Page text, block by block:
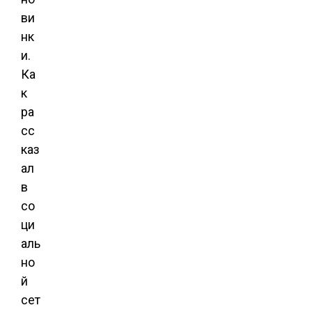
ви
нк
и.
Ка
к
ра
сс
каз
ал
в
со
ци
аль
но
й
сет